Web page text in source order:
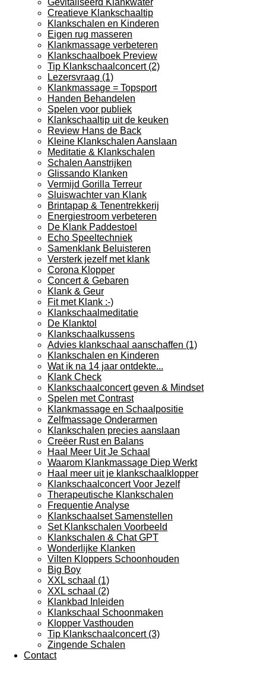
Gevitaliseerd Klankwater
Creatieve Klankschaaltip
Klankschalen en Kinderen
Eigen rug masseren
Klankmassage verbeteren
Klankschaalboek Preview
Tip Klankschaalconcert (2)
Lezersvraag (1)
Klankmassage = Topsport
Handen Behandelen
Spelen voor publiek
Klankschaaltip uit de keuken
Review Hans de Back
Kleine Klankschalen Aanslaan
Meditatie & Klankschalen
Schalen Aanstrijken
Glissando Klanken
Vermijd Gorilla Terreur
Sluiswachter van Klank
Brintapap & Tenentrekkerij
Energiestroom verbeteren
De Klank Paddestoel
Echo Speeltechniek
Samenklank Beluisteren
Versterk jezelf met klank
Corona Klopper
Concert & Gebaren
Klank & Geur
Fit met Klank :-)
Klankschaalmeditatie
De Klanktol
Klankschaalkussens
Advies klankschaal aanschaffen (1)
Klankschalen en Kinderen
Wat ik na 14 jaar ontdekte...
Klank Check
Klankschaalconcert geven & Mindset
Spelen met Contrast
Klankmassage en Schaalpositie
Zelfmassage Onderarmen
Klankschalen precies aanslaan
Creëer Rust en Balans
Haal Meer Uit Je Schaal
Waarom Klankmassage Diep Werkt
Haal meer uit je klankschaalklopper
Klankschaalconcert Voor Jezelf
Therapeutische Klankschalen
Frequentie Analyse
Klankschaalset Samenstellen
Set Klankschalen Voorbeeld
Klankschalen & Chat GPT
Wonderlijke Klanken
Vilten Kloppers Schoonhouden
Big Boy
XXL schaal (1)
XXL schaal (2)
Klankbad Inleiden
Klankschaal Schoonmaken
Klopper Vasthouden
Tip Klankschaalconcert (3)
Zingende Schalen
Contact